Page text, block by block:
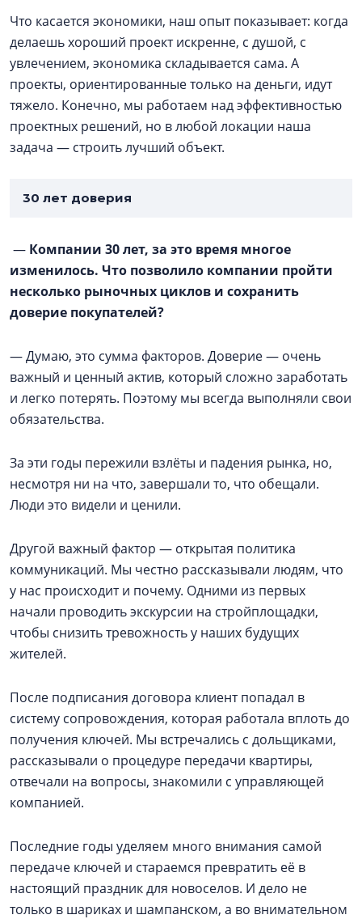
Что касается экономики, наш опыт показывает: когда
делаешь хороший проект искренне, с душой, с
увлечением, экономика складывается сама. А
проекты, ориентированные только на деньги, идут
тяжело. Конечно, мы работаем над эффективностью
проектных решений, но в любой локации наша
задача — строить лучший объект.
30 лет доверия
— Компании 30 лет, за это время многое
изменилось. Что позволило компании пройти
несколько рыночных циклов и сохранить
доверие покупателей?
— Думаю, это сумма факторов. Доверие — очень
важный и ценный актив, который сложно заработать
и легко потерять. Поэтому мы всегда выполняли свои
обязательства.
За эти годы пережили взлёты и падения рынка, но,
несмотря ни на что, завершали то, что обещали.
Люди это видели и ценили.
Другой важный фактор — открытая политика
коммуникаций. Мы честно рассказывали людям, что
у нас происходит и почему. Одними из первых
начали проводить экскурсии на стройплощадки,
чтобы снизить тревожность у наших будущих
жителей.
После подписания договора клиент попадал в
систему сопровождения, которая работала вплоть до
получения ключей. Мы встречались с дольщиками,
рассказывали о процедуре передачи квартиры,
отвечали на вопросы, знакомили с управляющей
компанией.
Последние годы уделяем много внимания самой
передаче ключей и стараемся превратить её в
настоящий праздник для новоселов. И дело не
только в шариках и шампанском, а во внимательном